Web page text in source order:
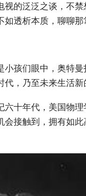
的泛泛之谈，不
透析本质，聊聊那
孩们眼中，奥特
，乃至未来生活新
十年代，美国物
接触到，拥有如